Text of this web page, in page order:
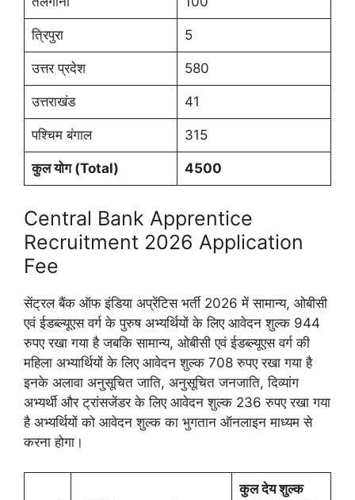
त्रिपुरा 5
उत्तर प्रदेश 580
उत्तराखंड 41
पश्चिम बंगाल 315
कुल योग (Total) 4500
Central Bank Apprentice
Recruitment 2026 Application
Fee
सेंट्रल बैंक ऑफ इंडिया अप्रेंटिस भर्ती 2026 में सामान्य, ओबीसी
एवं ईडब्ल्यूएस वर्ग के पुरुष अभ्यर्थियों के लिए आवेदन शुल्क 944
रुपए रखा गया है जबकि सामान्य, ओबीसी एवं ईडब्ल्यूएस वर्ग की
महिला अभ्यार्थियों के लिए आवेदन शुल्क 708 रुपए रखा गया है
इनके अलावा अनुसूचित जाति, अनुसूचित जनजाति, दिव्यांग
अभ्यर्थी और ट्रांसजेंडर के लिए आवेदन शुल्क 236 रुपए रखा गया
है अभ्यर्थियों को आवेदन शुल्क का भुगतान ऑनलाइन माध्यम से
करना होगा।
कुल देय शुल्क